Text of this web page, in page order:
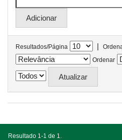
Resultados/Página |
Ordenar
Resultado 1-1 de 1.